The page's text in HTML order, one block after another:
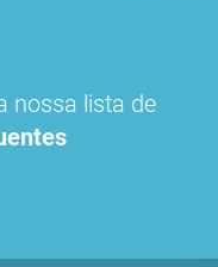
nossa lista de